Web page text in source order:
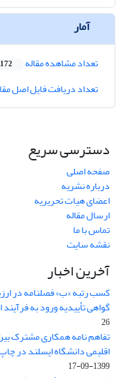
آمار
تعداد مشاهده مقاله
تعداد دریافت فایل اصل
دسترسی سریع
صفحه اصلی
درباره نشریه
اعضای هیات تحریریه
ارسال مقاله
تماس با ما
نقشه سایت
آخرین اخبار
کسب رتبه «ب» فصلنامه در
گواهی تأییدیه ورود به
26
تفاهم نامه همکاری مشترک
اقلیمی دانشگاه ایسلند در
1399-09-17